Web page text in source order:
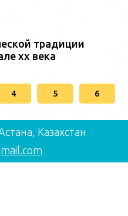
традиции
хх века
4 5 6
Казахстан